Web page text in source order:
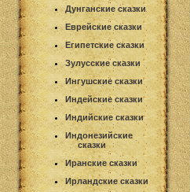
Дунганские сказки
Еврейские сказки
Египетские сказки
Зулусские сказки
Ингушские сказки
Индейские сказки
Индийские сказки
Индонезийские
сказки
Иранские сказки
Ирландские сказки